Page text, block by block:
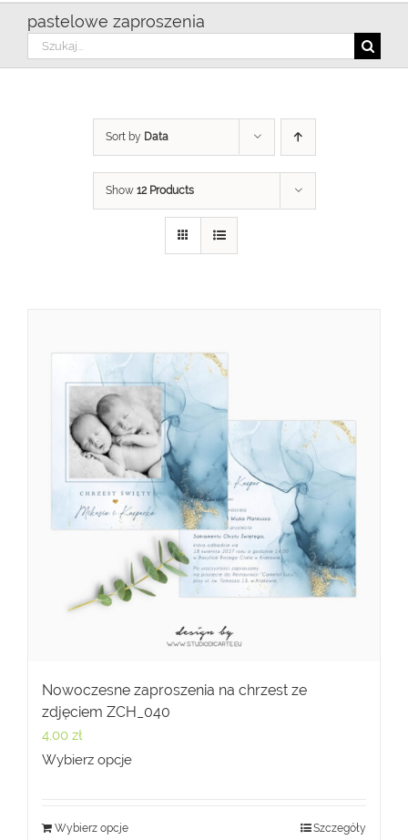
pastelowe zaproszenia
Szukaj
Sort by Data
Show 12 Products
Nowoczesne zaproszenia na chrzest ze
zdjęciem ZCH_040
4,00 zł
Wybierz opcje
Wybierz opcje Szczegóły